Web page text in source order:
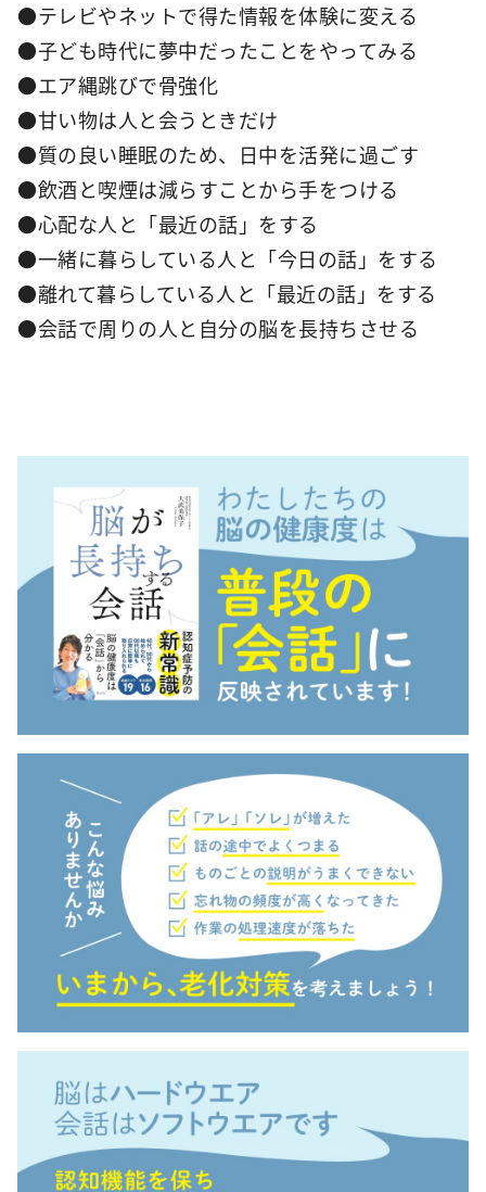
●テレビやネットで得た情報を体験に変える
●子ども時代に夢中だったことをやってみる
●エア縄跳びで骨強化
●甘い物は人と会うときだけ
●質の良い睡眠のため、日中を活発に過ごす
●飲酒と喫煙は減らすことから手をつける
●心配な人と「最近の話」をする
●一緒に暮らしている人と「今日の話」をする
●離れて暮らしている人と「最近の話」をする
●会話で周りの人と自分の脳を長持ちさせる